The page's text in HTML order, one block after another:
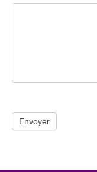
Envoyer